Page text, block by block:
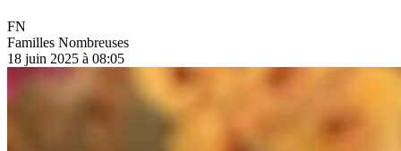
FN
Familles Nombreuses
18 juin 2025 à 08:05